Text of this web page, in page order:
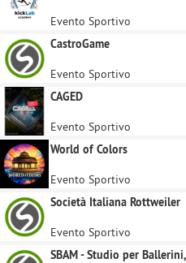
Evento Sportivo
CastroGame
Evento Sportivo
CAGED
Evento Sportivo
World of Colors
Evento Sportivo
Società Italiana Rottweiler
Evento Sportivo
SBAM - Studio per Ballerini,